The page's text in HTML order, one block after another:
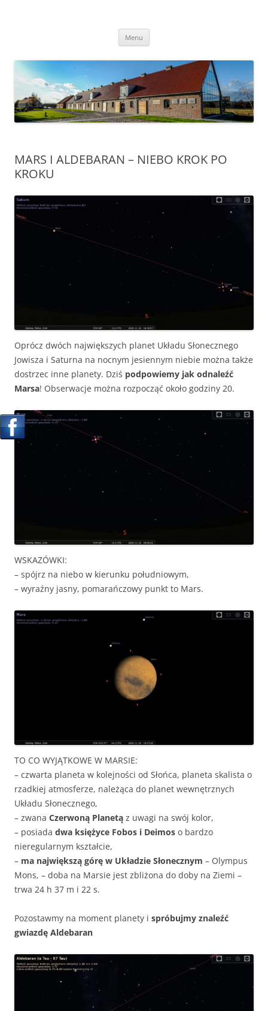
Ekologicznej w Zalesiu
Menu
MARS I ALDEBARAN – NIEBO KROK PO
KROKU
Oprócz dwóch największych planet Układu Słonecznego
Jowisza i Saturna na nocnym jesiennym niebie można także
dostrzec inne planety. Dziś podpowiemy jak odnaleźć
Marsa! Obserwacje można rozpocząć około godziny 20.
WSKAZÓWKI:
– spójrz na niebo w kierunku południowym,
– wyraźny jasny, pomarańczowy punkt to Mars.
TO CO WYJĄTKOWE W MARSIE:
– czwarta planeta w kolejności od Słońca, planeta skalista o
rzadkiej atmosferze, należąca do planet wewnętrznych
Układu Słonecznego,
– zwana Czerwoną Planetą z uwagi na swój kolor,
– posiada dwa księżyce Fobos i Deimos o bardzo
nieregularnym kształcie,
– ma największą górę w Układzie Słonecznym – Olympus
Mons, – doba na Marsie jest zbliżona do doby na Ziemi –
trwa 24 h 37 m i 22 s.
Pozostawmy na moment planety i spróbujmy znaleźć
gwiazdę Aldebaran